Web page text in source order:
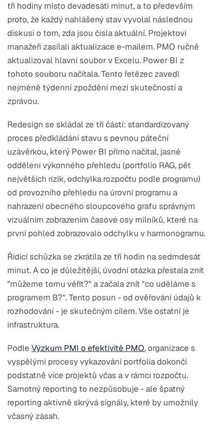
tři hodiny místo devadesáti minut, a to především
proto, že každý nahlášený stav vyvolal následnou
diskusi o tom, zda jsou čísla aktuální. Projektoví
manažeři zasílali aktualizace e-mailem. PMO ručně
aktualizoval hlavní soubor v Excelu. Power BI z
tohoto souboru načítala. Tento řetězec zavedl
nejméně týdenní zpoždění mezi skutečností a
zprávou.
Redesign se skládal ze tří částí: standardizovaný
proces předkládání stavu s pevnou páteční
uzávěrkou, který Power BI přímo načítal, jasné
oddělení výkonného přehledu (portfolio RAG, pět
největších rizik, odchylka rozpočtu podle programu)
od provozního přehledu na úrovni programu a
nahrazení obecného sloupcového grafu správným
vizuálním zobrazením časové osy milníků, které na
první pohled zobrazovalo odchylku v harmonogramu.
Řídící schůzka se zkrátila ze tří hodin na sedmdesát
minut. A co je důležitější, úvodní otázka přestala znít
"můžeme tomu věřit?" a začala znít "co uděláme s
programem B?". Tento posun - od ověřování údajů k
rozhodování - je skutečným cílem. Vše ostatní je
infrastruktura.
Podle Výzkum PMI o efektivitě PMO, organizace s
vyspělými procesy vykazování portfolia dokončí
podstatně více projektů včas a v rámci rozpočtu.
Samotný reporting to nezpůsobuje - ale špatný
reporting aktivně skrývá signály, které by umožnily
včasný zásah.